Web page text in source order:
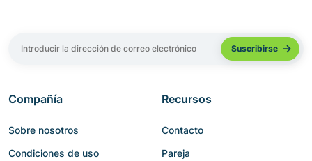
Compañía
Sobre nosotros
Condiciones de uso
Recursos
Contacto
Pareja